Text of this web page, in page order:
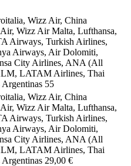
Wizz Air, China
Wizz Air Malta, Lufthansa,
Airways, Turkish Airlines,
Airways, Air Dolomiti,
City Airlines, ANA (All
LATAM Airlines, Thai
55
Wizz Air, China
Wizz Air Malta, Lufthansa,
Airways, Turkish Airlines,
Airways, Air Dolomiti,
City Airlines, ANA (All
LATAM Airlines, Thai
29,00 €